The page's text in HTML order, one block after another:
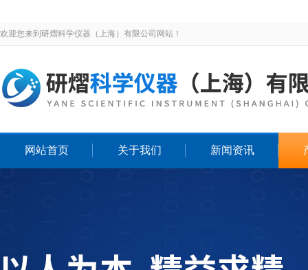
欢迎您来到研熠科学仪器（上海）有限公司网站！
网站首页 关于我们 新闻资讯